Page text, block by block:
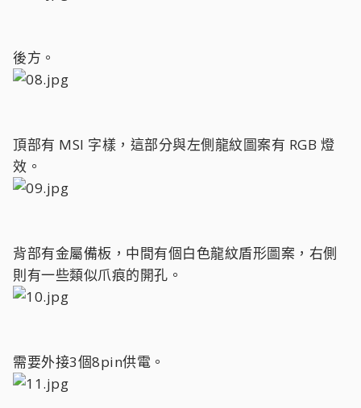
後方。
頂部有 MSI 字樣，這部分與左側龍紋圖案有 RGB 燈
效。
背部有金屬備板，中間有個白色龍紋盾形圖案，右側
則有一些類似爪痕的開孔。
需要外接3個8pin供電。